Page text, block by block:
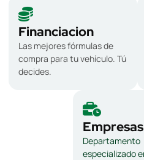
Financiacion
Las mejores fórmulas de
compra para tu vehículo. Tú
decides.
Empresas
Departamento
especializado